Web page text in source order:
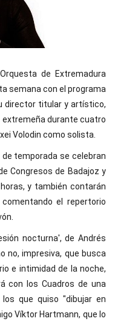
de Extremadura
semana con el programa
director titular y artístico,
extremeña durante cuatro
Volodin como solista.
temporada se celebran
Congresos de Badajoz y
y también contarán
el repertorio
nocturna', de Andrés
no, impresiva, que busca
e intimidad de la noche,
con los Cuadros de una
que quiso "dibujar en
Víktor Hartmann, que lo